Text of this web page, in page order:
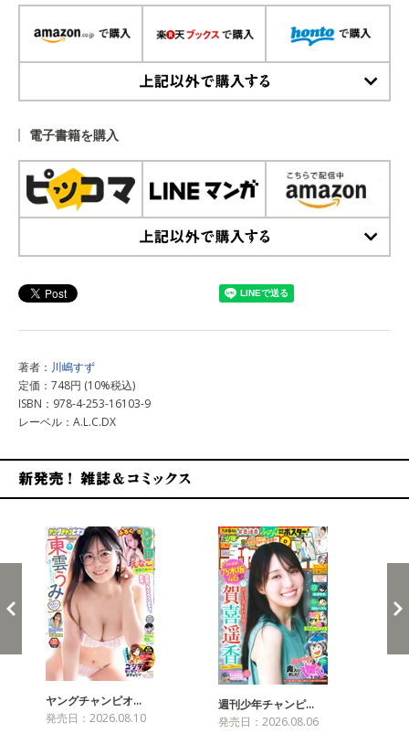
電子書籍を購入
著者： 川嶋すず
定価：748円 (10%税込)
ISBN：978-4-253-16103-9
レーベル：A.L.C.DX
ヤングチャンピオ…
発売日：2026.08.10
週刊少年チャンピ…
発売日：2026.08.06